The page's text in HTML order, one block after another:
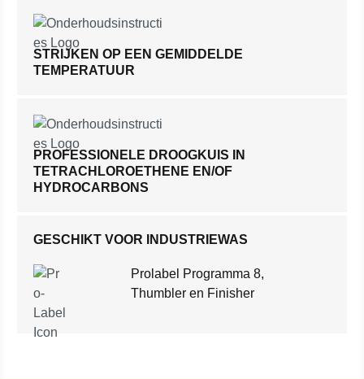
STRIJKEN OP EEN GEMIDDELDE
TEMPERATUUR
PROFESSIONELE DROOGKUIS IN
TETRACHLOROETHENE EN/OF
HYDROCARBONS
GESCHIKT VOOR INDUSTRIEWAS
Prolabel Programma 8,
Thumbler en Finisher